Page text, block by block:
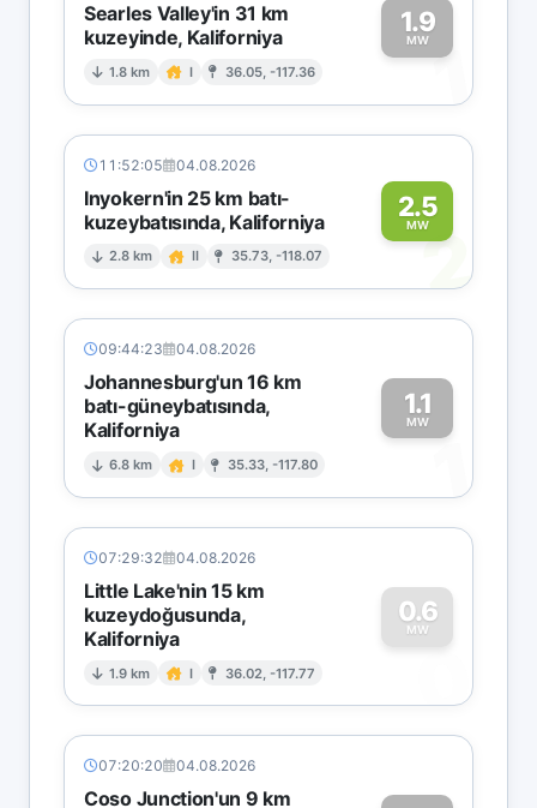
Searles Valley'in 31 km
kuzeyinde, Kaliforniya
1.8 km I 36.05, -117.36
1.9
MW1
11:52:05 04.08.2026
Inyokern'in 25 km batı-
kuzeybatısında, Kaliforniya
2.8 km II 35.73, -118.07
2.5
MW2
09:44:23 04.08.2026
Johannesburg'un 16 km
batı-güneybatısında,
Kaliforniya
6.8 km I 35.33, -117.80
1.1
MW
1
07:29:32 04.08.2026
Little Lake'nin 15 km
kuzeydoğusunda,
Kaliforniya
1.9 km I 36.02, -117.77
0.6
MW
0
07:20:20 04.08.2026
Coso Junction'un 9 km